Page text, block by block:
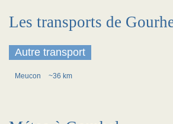
Les transports de
Autre transport
Meucon ~36 km